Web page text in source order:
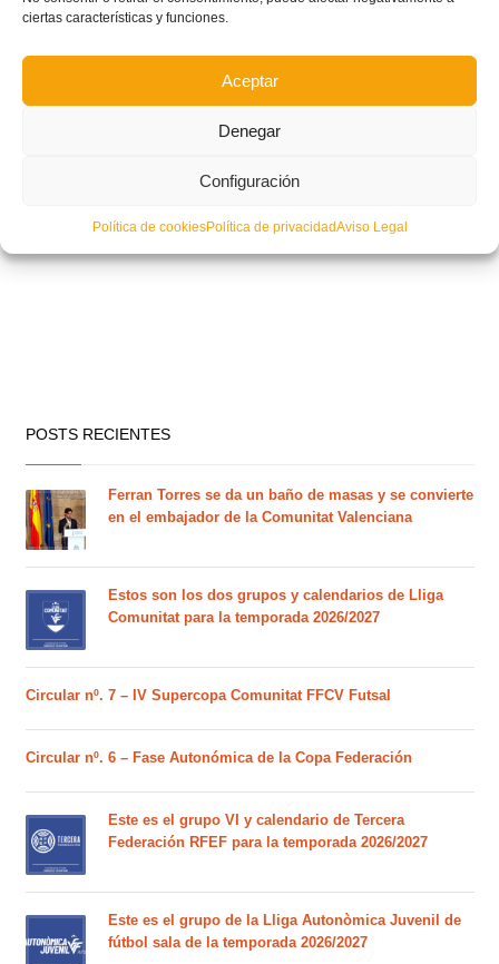
ciertas características y funciones.
Aceptar
Denegar
Configuración
Política de cookiesPolítica de privacidadAviso Legal
POSTS RECIENTES
Ferran Torres se da un baño de masas y se convierte
en el embajador de la Comunitat Valenciana
Estos son los dos grupos y calendarios de Lliga
Comunitat para la temporada 2026/2027
Circular nº. 7 – IV Supercopa Comunitat FFCV Futsal
Circular nº. 6 – Fase Autonómica de la Copa Federación
Este es el grupo VI y calendario de Tercera
Federación RFEF para la temporada 2026/2027
Este es el grupo de la Lliga Autonòmica Juvenil de
fútbol sala de la temporada 2026/2027